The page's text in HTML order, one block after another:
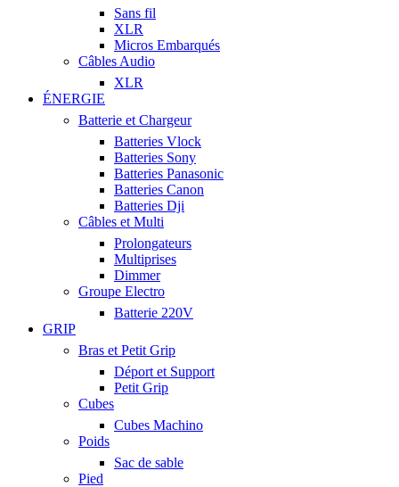
Sans fil
XLR
Micros Embarqués
Câbles Audio
XLR
ÉNERGIE
Batterie et Chargeur
Batteries Vlock
Batteries Sony
Batteries Panasonic
Batteries Canon
Batteries Dji
Câbles et Multi
Prolongateurs
Multiprises
Dimmer
Groupe Electro
Batterie 220V
GRIP
Bras et Petit Grip
Déport et Support
Petit Grip
Cubes
Cubes Machino
Poids
Sac de sable
Pied